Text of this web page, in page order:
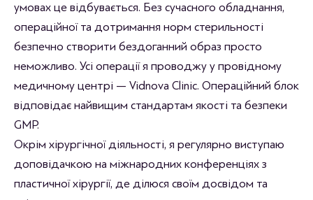
умовах це відбувається. Без сучасного обладнання,
операційної та дотримання норм стерильності
безпечно створити бездоганний образ просто
неможливо. Усі операції я проводжу у провідному
медичному центрі — Vidnova Clinic. Операційний блок
відповідає найвищим стандартам якості та безпеки
GMP.
Окрім хірургічної діяльності, я регулярно виступаю
доповідачкою на міжнародних конференціях з
пластичної хірургії, де ділюся своїм досвідом та